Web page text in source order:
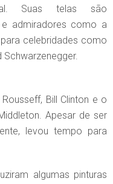
Suas telas são
admiradores como a
celebridades como
Schwarzenegger.
Bill Clinton e o
Apesar de ser
levou tempo para
algumas pinturas